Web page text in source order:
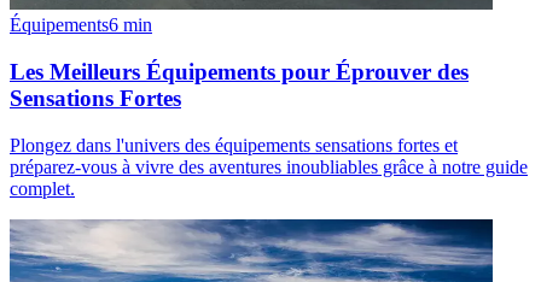
Équipements6 min
Les Meilleurs Équipements pour Éprouver des
Sensations Fortes
Plongez dans l'univers des équipements sensations fortes et
préparez-vous à vivre des aventures inoubliables grâce à notre guide
complet.